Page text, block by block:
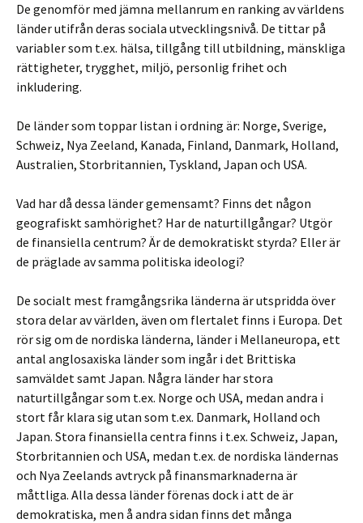
De genomför med jämna mellanrum en ranking av världens
länder utifrån deras sociala utvecklingsnivå. De tittar på
variabler som t.ex. hälsa, tillgång till utbildning, mänskliga
rättigheter, trygghet, miljö, personlig frihet och
inkludering.
De länder som toppar listan i ordning är: Norge, Sverige,
Schweiz, Nya Zeeland, Kanada, Finland, Danmark, Holland,
Australien, Storbritannien, Tyskland, Japan och USA.
Vad har då dessa länder gemensamt? Finns det någon
geografiskt samhörighet? Har de naturtillgångar? Utgör
de finansiella centrum? Är de demokratiskt styrda? Eller är
de präglade av samma politiska ideologi?
De socialt mest framgångsrika länderna är utspridda över
stora delar av världen, även om flertalet finns i Europa. Det
rör sig om de nordiska länderna, länder i Mellaneuropa, ett
antal anglosaxiska länder som ingår i det Brittiska
samväldet samt Japan. Några länder har stora
naturtillgångar som t.ex. Norge och USA, medan andra i
stort får klara sig utan som t.ex. Danmark, Holland och
Japan. Stora finansiella centra finns i t.ex. Schweiz, Japan,
Storbritannien och USA, medan t.ex. de nordiska ländernas
och Nya Zeelands avtryck på finansmarknaderna är
måttliga. Alla dessa länder förenas dock i att de är
demokratiska, men å andra sidan finns det många